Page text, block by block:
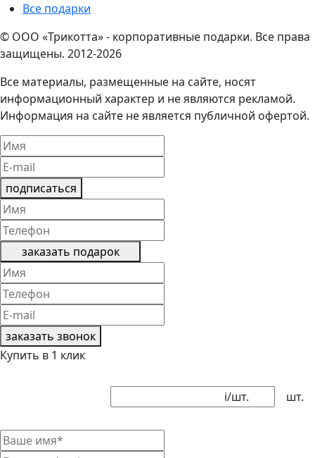
Все подарки
© ООО «Трикотта» - корпоративные подарки. Все права
защищены. 2012-2026
Все материалы, размещенные на сайте, носят
информационный характер и не являются рекламой.
Информация на сайте не является публичной офертой.
подписаться
заказать подарок
заказать звонок
Купить в 1 клик
шт.
i/шт.